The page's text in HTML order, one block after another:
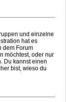
und einzelne
hat es
dem Forum
möchtest, oder nur
Du kannst einen
bist, wieso du